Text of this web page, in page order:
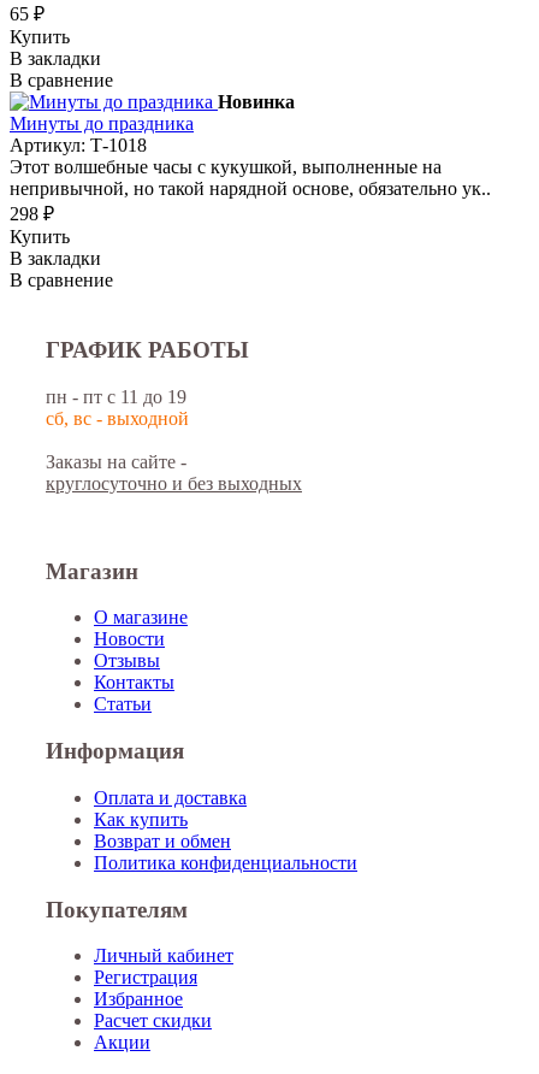
65 ₽
Купить
В закладки
В сравнение
Новинка
Минуты до праздника
Артикул: Т-1018
Этот волшебные часы с кукушкой, выполненные на
непривычной, но такой нарядной основе, обязательно ук..
298 ₽
Купить
В закладки
В сравнение
ГРАФИК РАБОТЫ
пн - пт с 11 до 19
сб, вс - выходной
Заказы на сайте -
круглосуточно и без выходных
Магазин
О магазине
Новости
Отзывы
Контакты
Статьи
Информация
Оплата и доставка
Как купить
Возврат и обмен
Политика конфиденциальности
Покупателям
Личный кабинет
Регистрация
Избранное
Расчет скидки
Акции